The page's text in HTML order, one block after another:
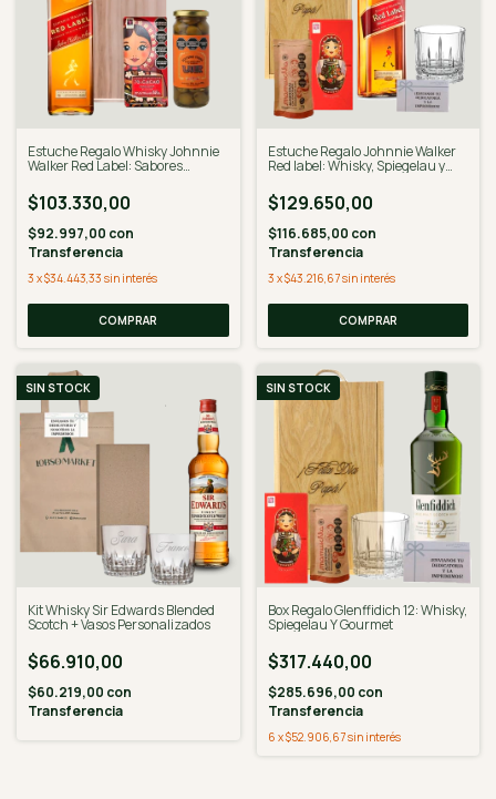
Estuche Regalo Whisky Johnnie
Walker Red Label: Sabores
$103.330,00
$92.997,00 con
Transferencia
3 x$34.443,33 sin interés
Estuche Regalo Johnnie Walker
Red label: Whisky, Spiegelau y
$129.650,00
$116.685,00 con
Transferencia
3 x$43.216,67sin interés
COMPRAR
SIN STOCK
Kit Whisky Sir Edwards Blended
Scotch + Vasos Personalizados
$66.910,00
$60.219,00 con
Transferencia
SIN STOCK
Box Regalo Glenffidich 12: Whisky,
Spiegelau Y Gourmet
$317.440,00
$285.696,00 con
Transferencia
6 x$52.906,67sin interés